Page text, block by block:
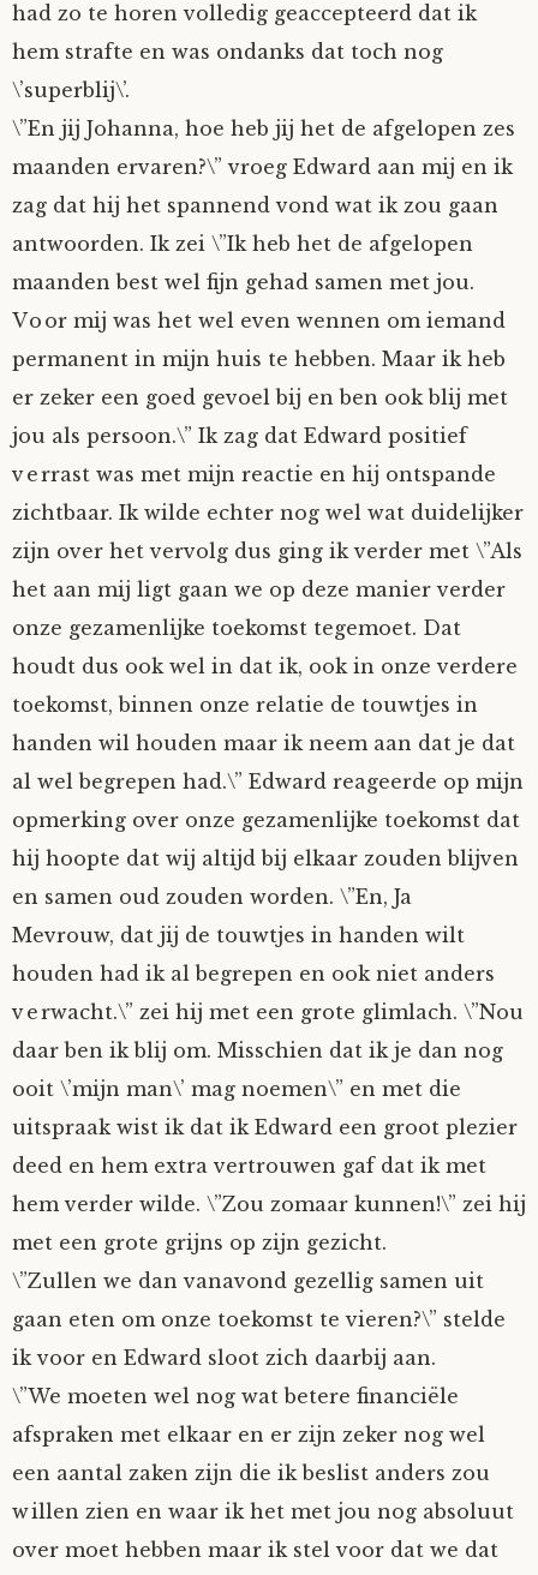
Spelican
Stefan
Sunniva
Switch
Vorrion
Vrolijke Dondersteen
Zofianina
had zo te horen volledig geaccepteerd dat ik
hem strafte en was ondanks dat toch nog
\’superblij\’.
\”En jij Johanna, hoe heb jij het de afgelopen zes
maanden ervaren?\” vroeg Edward aan mij en ik
zag dat hij het spannend vond wat ik zou gaan
antwoorden. Ik zei \”Ik heb het de afgelopen
maanden best wel fijn gehad samen met jou.
Voor mij was het wel even wennen om iemand
permanent in mijn huis te hebben. Maar ik heb
er zeker een goed gevoel bij en ben ook blij met
jou als persoon.\” Ik zag dat Edward positief
verrast was met mijn reactie en hij ontspande
zichtbaar. Ik wilde echter nog wel wat duidelijker
zijn over het vervolg dus ging ik verder met \”Als
het aan mij ligt gaan we op deze manier verder
onze gezamenlijke toekomst tegemoet. Dat
houdt dus ook wel in dat ik, ook in onze verdere
toekomst, binnen onze relatie de touwtjes in
handen wil houden maar ik neem aan dat je dat
al wel begrepen had.\” Edward reageerde op mijn
opmerking over onze gezamenlijke toekomst dat
hij hoopte dat wij altijd bij elkaar zouden blijven
en samen oud zouden worden. \”En, Ja
Mevrouw, dat jij de touwtjes in handen wilt
houden had ik al begrepen en ook niet anders
verwacht.\” zei hij met een grote glimlach. \”Nou
daar ben ik blij om. Misschien dat ik je dan nog
ooit \’mijn man\’ mag noemen\” en met die
uitspraak wist ik dat ik Edward een groot plezier
deed en hem extra vertrouwen gaf dat ik met
hem verder wilde. \”Zou zomaar kunnen!\” zei hij
met een grote grijns op zijn gezicht.
\”Zullen we dan vanavond gezellig samen uit
gaan eten om onze toekomst te vieren?\” stelde
ik voor en Edward sloot zich daarbij aan.
\”We moeten wel nog wat betere financiële
afspraken met elkaar en er zijn zeker nog wel
een aantal zaken zijn die ik beslist anders zou
willen zien en waar ik het met jou nog absoluut
over moet hebben maar ik stel voor dat we dat